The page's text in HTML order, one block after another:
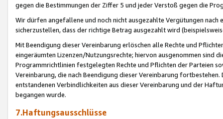
gegen die Bestimmungen der Ziffer 5 und jeder Verstoß gegen die
Wir dürfen angefallene und noch nicht ausgezahlte Vergütungen
sicherzustellen, dass der richtige Betrag ausgezahlt wird
Mit Beendigung dieser Vereinbarung erlöschen alle Rechte und
eingeräumten Lizenzen/Nutzungsrechte; hiervon ausgenommen sind
Programmrichtlinien festgelegten Rechte und Pflichten der Parteien
Vereinbarung, die nach Beendigung dieser Vereinbarung
entstandenen Verbindlichkeiten aus dieser Vereinbarung und der
begangen wurde.
7.Haftungsausschlüsse